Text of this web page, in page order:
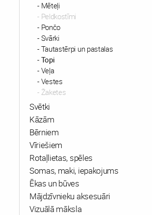
Mēteļi
Peldkostīmi
Pončo
Svārki
Tautastērpi un pastalas
Topi
Veļa
Vestes
Žaketes
Svētki
Kāzām
Bērniem
Vīriešiem
Rotaļlietas, spēles
Somas, maki, iepakojums
Ēkas un būves
Mājdzīvnieku aksesuāri
Vizuālā māksla